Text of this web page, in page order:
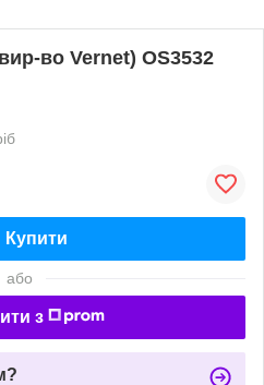
во Vernet) OS3532
Купити
або
з